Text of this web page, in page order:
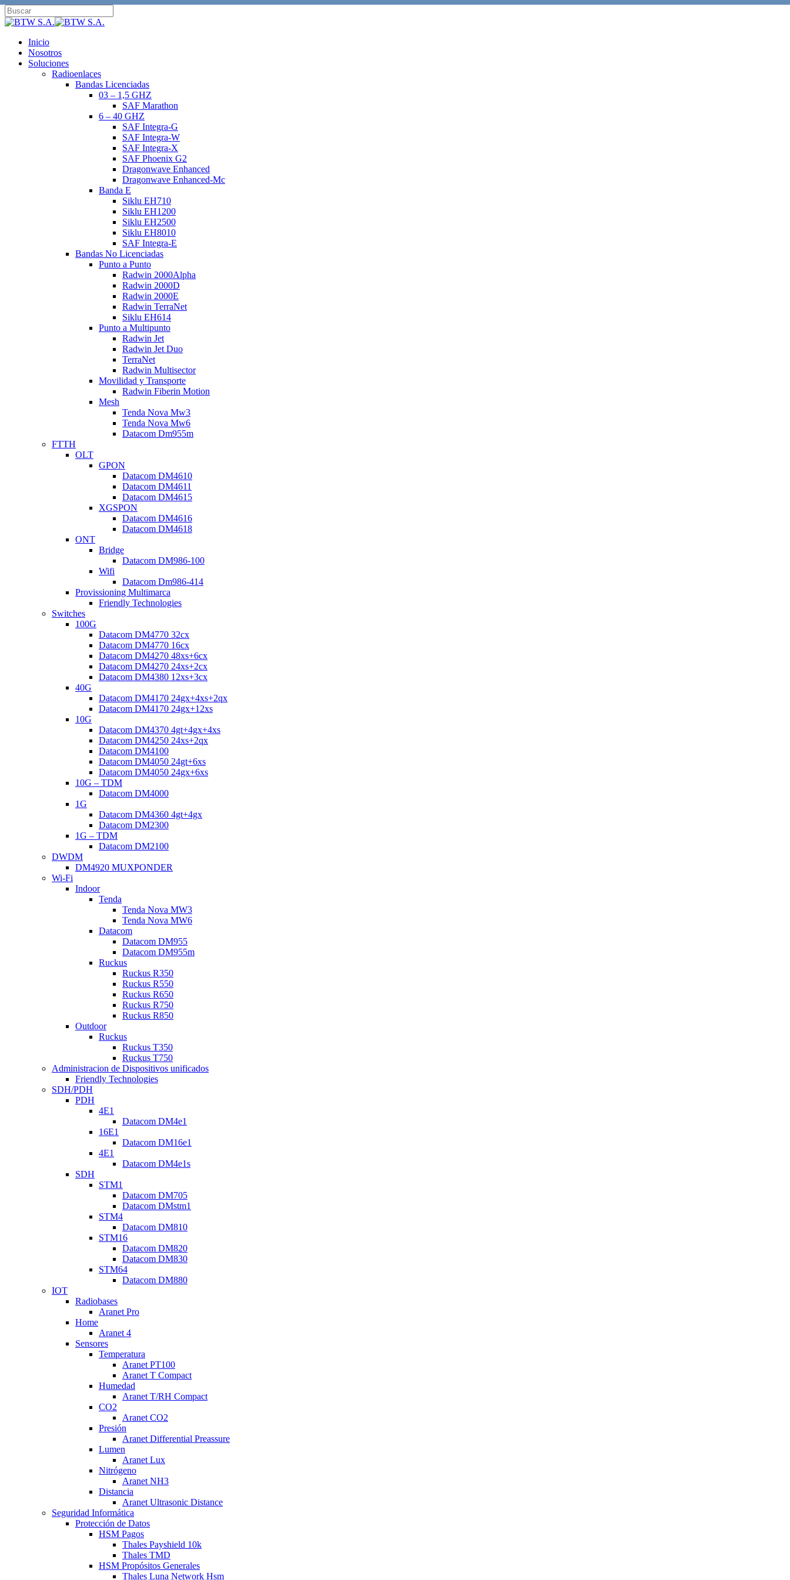
Skip
to
content
Close
search
Menu
Inicio
Nosotros
Soluciones
Radioenlaces
Bandas Licenciadas
03 – 1,5 GHZ
SAF Marathon
6 – 40 GHZ
SAF Integra-G
SAF Integra-W
SAF Integra-X
SAF Phoenix G2
Dragonwave Enhanced
Dragonwave Enhanced-Mc
Banda E
Siklu EH710
Siklu EH1200
Siklu EH2500
Siklu EH8010
SAF Integra-E
Bandas No Licenciadas
Punto a Punto
Radwin 2000Alpha
Radwin 2000D
Radwin 2000E
Radwin TerraNet
Siklu EH614
Punto a Multipunto
Radwin Jet
Radwin Jet Duo
TerraNet
Radwin Multisector
Movilidad y Transporte
Radwin Fiberin Motion
Mesh
Tenda Nova Mw3
Tenda Nova Mw6
Datacom Dm955m
FTTH
OLT
GPON
Datacom DM4610
Datacom DM4611
Datacom DM4615
XGSPON
Datacom DM4616
Datacom DM4618
ONT
Bridge
Datacom DM986-100
Wifi
Datacom Dm986-414
Provissioning Multimarca
Friendly Technologies
Switches
100G
Datacom DM4770 32cx
Datacom DM4770 16cx
Datacom DM4270 48xs+6cx
Datacom DM4270 24xs+2cx
Datacom DM4380 12xs+3cx
40G
Datacom DM4170 24gx+4xs+2qx
Datacom DM4170 24gx+12xs
10G
Datacom DM4370 4gt+4gx+4xs
Datacom DM4250 24xs+2qx
Datacom DM4100
Datacom DM4050 24gt+6xs
Datacom DM4050 24gx+6xs
10G – TDM
Datacom DM4000
1G
Datacom DM4360 4gt+4gx
Datacom DM2300
1G – TDM
Datacom DM2100
DWDM
DM4920 MUXPONDER
Wi-Fi
Indoor
Tenda
Tenda Nova MW3
Tenda Nova MW6
Datacom
Datacom DM955
Datacom DM955m
Ruckus
Ruckus R350
Ruckus R550
Ruckus R650
Ruckus R750
Ruckus R850
Outdoor
Ruckus
Ruckus T350
Ruckus T750
Administracion de Dispositivos unificados
Friendly Technologies
SDH/PDH
PDH
4E1
Datacom DM4e1
16E1
Datacom DM16e1
4E1
Datacom DM4e1s
SDH
STM1
Datacom DM705
Datacom DMstm1
STM4
Datacom DM810
STM16
Datacom DM820
Datacom DM830
STM64
Datacom DM880
IOT
Radiobases
Aranet Pro
Home
Aranet 4
Sensores
Temperatura
Aranet PT100
Aranet T Compact
Humedad
Aranet T/RH Compact
CO2
Aranet CO2
Presión
Aranet Differential Preassure
Lumen
Aranet Lux
Nitrógeno
Aranet NH3
Distancia
Aranet Ultrasonic Distance
Seguridad Informática
Protección de Datos
HSM Pagos
Thales Payshield 10k
Thales TMD
HSM Propósitos Generales
Thales Luna Network Hsm